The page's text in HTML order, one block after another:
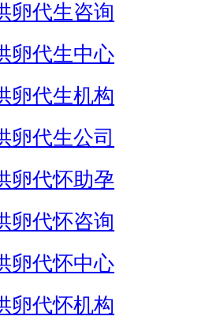
卵代生咨询
卵代生中心
卵代生机构
卵代生公司
卵代怀助孕
卵代怀咨询
卵代怀中心
卵代怀机构